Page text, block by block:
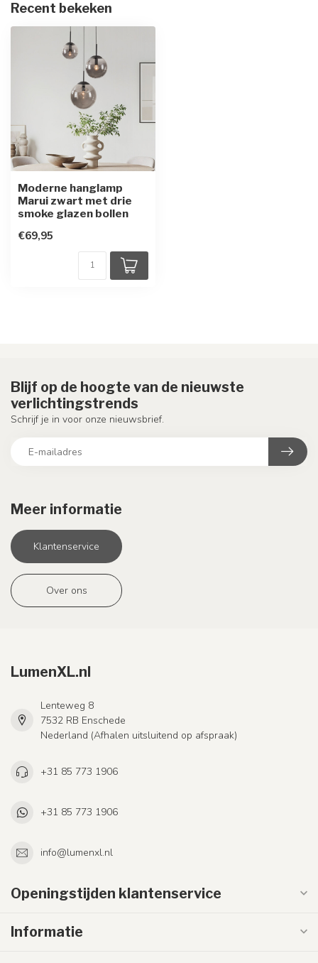
Recent bekeken
Moderne hanglamp
Marui zwart met drie
smoke glazen bollen
€69,95
Meer informatie
Klantenservice
Over ons
Blijf op de hoogte van de nieuwste
verlichtingstrends
Schrijf je in voor onze nieuwsbrief.
LumenXL.nl
Lenteweg 8
7532 RB Enschede
Nederland (Afhalen uitsluitend op afspraak)
+31 85 773 1906
+31 85 773 1906
info@lumenxl.nl
Openingstijden klantenservice
Informatie